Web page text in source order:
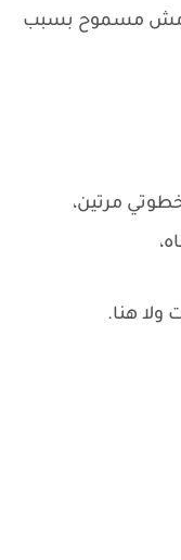
مش مسموح بسبب
مرتين،
ولا هنا.